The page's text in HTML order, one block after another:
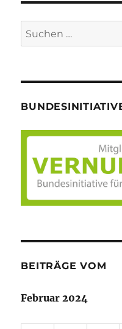
Suche
nach:
BEITRÄGE VOM
Februar 2024